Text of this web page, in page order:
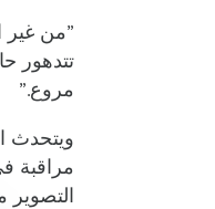
”من غير
تتدهور
مروع.”
ويتحدث
مراقبة